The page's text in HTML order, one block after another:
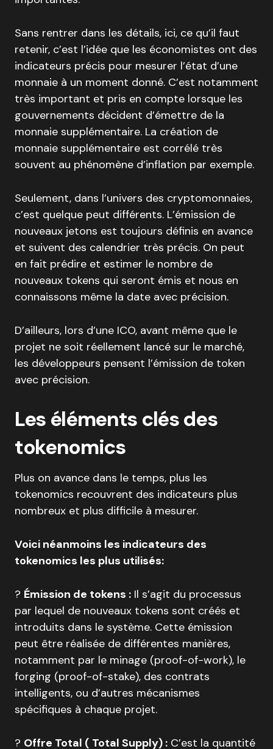
Sans rentrer dans les détails, ici, ce qu’il faut
retenir, c’est l’idée que les économistes ont des
indicateurs précis pour mesurer l’état d’une
monnaie à un moment donné. C’est notamment
très important et pris en compte lorsque les
gouvernements décident d’émettre de la
monnaie supplémentaire. La création de
monnaie supplémentaire est corrélé très
souvent au phénomène d’inflation par exemple.
Seulement, dans l’univers des cryptomonnaies,
c’est quelque peut différents. L’émission de
nouveaux jetons est toujours définis en avance
et suivent des calendrier très précis. On peut
en fait prédire et estimer le nombre de
nouveaux tokens qui seront émis et nous en
connaissons même la date avec précision.
D’ailleurs, lors d’une ICO, avant même que le
projet ne soit réellement lancé sur le marché,
les développeurs pensent l’émission de token
avec précision.
Les éléments clés des
tokenomics
Plus on avance dans le temps, plus les
tokenomics recouvrent des indicateurs plus
nombreux et plus difficile à mesurer.
Voici néanmoins les indicateurs des
tokenomics les plus utilisés:
? Émission de tokens : Il s’agit du processus
par lequel de nouveaux tokens sont créés et
introduits dans le système. Cette émission
peut être réalisée de différentes manières,
notamment par le minage (proof-of-work), le
forging (proof-of-stake), des contrats
intelligents, ou d’autres mécanismes
spécifiques à chaque projet.
? Offre Total ( Total Supply) : C’est la quantité